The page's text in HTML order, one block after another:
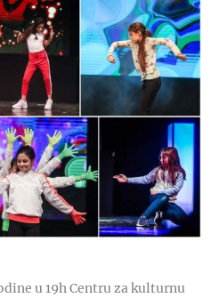
u 19h Centru za kulturnu